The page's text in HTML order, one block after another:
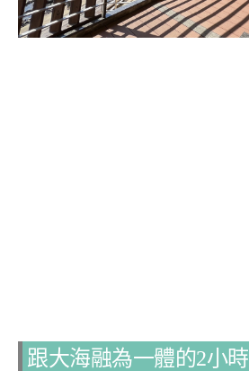
跟大海融為一體的2小時